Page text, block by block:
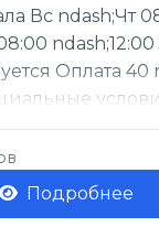
Вс ndash;Чт
Оплата 40
Подробнее